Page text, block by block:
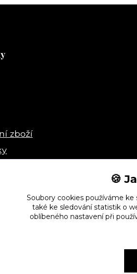
zboží
🍪
Soubory cookies používáme
také ke sledování statistik o
oblíbeného nastavení při